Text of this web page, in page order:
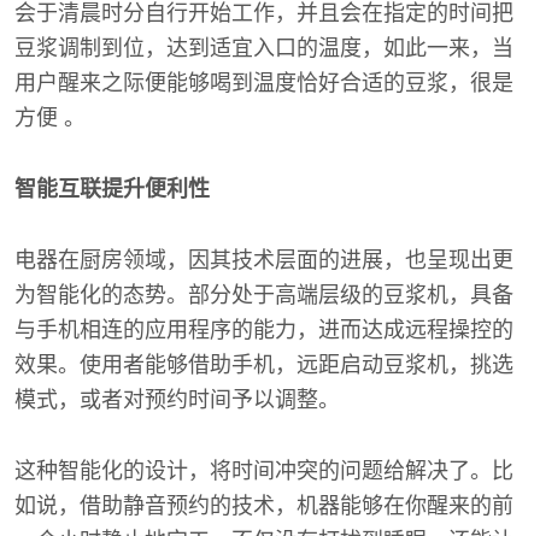
会于清晨时分自行开始工作，并且会在指定的时间把
豆浆调制到位，达到适宜入口的温度，如此一来，当
用户醒来之际便能够喝到温度恰好合适的豆浆，很是
方便 。
智能互联提升便利性
电器在厨房领域，因其技术层面的进展，也呈现出更
为智能化的态势。部分处于高端层级的豆浆机，具备
与手机相连的应用程序的能力，进而达成远程操控的
效果。使用者能够借助手机，远距启动豆浆机，挑选
模式，或者对预约时间予以调整。
这种智能化的设计，将时间冲突的问题给解决了。比
如说，借助静音预约的技术，机器能够在你醒来的前